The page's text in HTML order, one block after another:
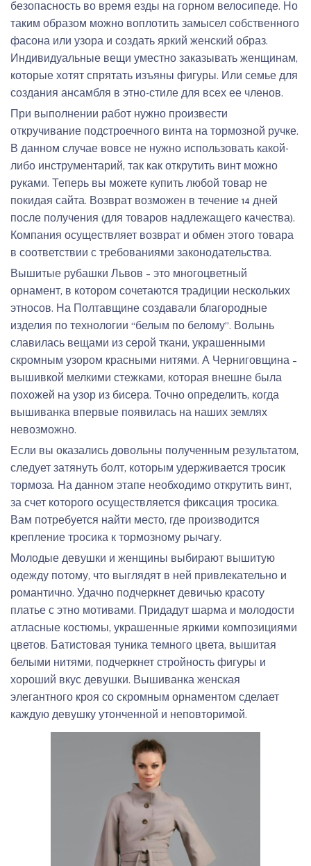
безопасность во время езды на горном велосипеде. Но
таким образом можно воплотить замысел собственного
фасона или узора и создать яркий женский образ.
Индивидуальные вещи уместно заказывать женщинам,
которые хотят спрятать изъяны фигуры. Или семье для
создания ансамбля в этно-стиле для всех ее членов.
При выполнении работ нужно произвести
откручивание подстроечного винта на тормозной ручке.
В данном случае вовсе не нужно использовать какой-
либо инструментарий, так как открутить винт можно
руками. Теперь вы можете купить любой товар не
покидая сайта. Возврат возможен в течение 14 дней
после получения (для товаров надлежащего качества).
Компания осуществляет возврат и обмен этого товара
в соответствии с требованиями законодательства.
Вышитые рубашки Львов – это многоцветный
орнамент, в котором сочетаются традиции нескольких
этносов. На Полтавщине создавали благородные
изделия по технологии “белым по белому”. Волынь
славилась вещами из серой ткани, украшенными
скромным узором красными нитями. А Черниговщина –
вышивкой мелкими стежками, которая внешне была
похожей на узор из бисера. Точно определить, когда
вышиванка впервые появилась на наших землях
невозможно.
Если вы оказались довольны полученным результатом,
следует затянуть болт, которым удерживается тросик
тормоза. На данном этапе необходимо открутить винт,
за счет которого осуществляется фиксация тросика.
Вам потребуется найти место, где производится
крепление тросика к тормозному рычагу.
Молодые девушки и женщины выбирают вышитую
одежду потому, что выглядят в ней привлекательно и
романтично. Удачно подчеркнет девичью красоту
платье с этно мотивами. Придадут шарма и молодости
атласные костюмы, украшенные яркими композициями
цветов. Батистовая туника темного цвета, вышитая
белыми нитями, подчеркнет стройность фигуры и
хороший вкус девушки. Вышиванка женская
элегантного кроя со скромным орнаментом сделает
каждую девушку утонченной и неповторимой.